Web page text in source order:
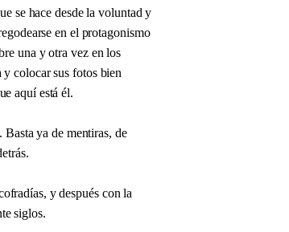
se hace desde la voluntad y
en el protagonismo
una y otra vez en los
y colocar sus fotos bien
aquí está él.
Basta ya de mentiras, de
y después con la
siglos.